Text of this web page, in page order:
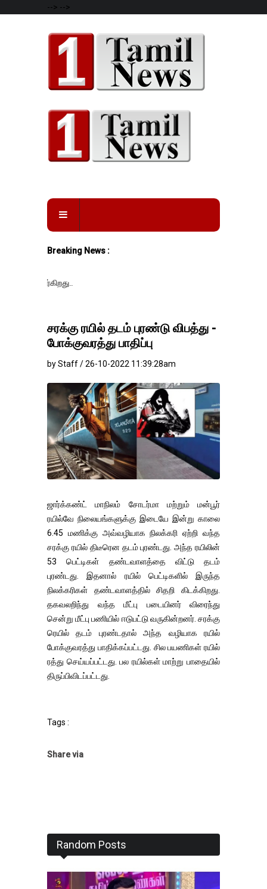
--> -->
Breaking News :
சரக்கு ரயில் தடம் புரண்டு விபத்து -
போக்குவரத்து பாதிப்பு
by Staff / 26-10-2022 11:39:28am
ஜார்க்கண்ட் மாநிலம் சோடர்மா மற்றும் மன்பூர்
ரயில்வே நிலையங்களுக்கு இடையே இன்று காலை
6.45 மணிக்கு அவ்வழியாக நிலக்கரி ஏற்றி வந்த
சரக்கு ரயில் திடீரென தடம் புரண்டது. அந்த ரயிலின்
53 பெட்டிகள் தண்டவாளத்தை விட்டு தடம்
புரண்டது. இதனால் ரயில் பெட்டிகளில் இருந்த
நிலக்கரிகள் தண்டவாளத்தில் சிதறி கிடக்கிறது.
தகவலறிந்து வந்த மீட்பு படையினர் விரைந்து
சென்று மீட்பு பணியில் ஈடுபட்டு வருகின்றனர். சரக்கு
ரெயில் தடம் புரண்டதால் அந்த வழியாக ரயில்
போக்குவரத்து பாதிக்கப்பட்டது. சில பயணிகள் ரயில்
ரத்து செய்யப்பட்டது. பல ரயில்கள் மாற்று பாதையில்
திருப்பிவிடப்பட்டது.
Tags :
Share via
Random Posts